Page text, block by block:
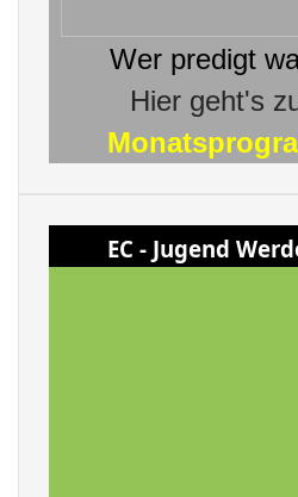
Wer predigt
Hier geht's
EC - Jugend